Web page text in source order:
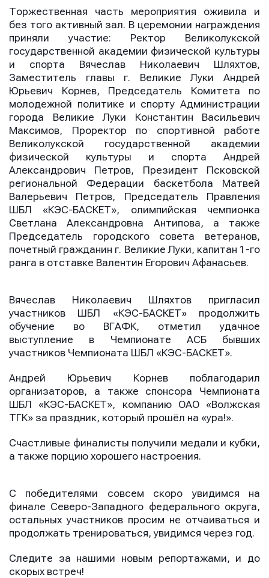
Торжественная часть мероприятия оживила и
без того активный зал. В церемонии награждения
приняли участие: Ректор Великолукской
государственной академии физической культуры
и спорта Вячеслав Николаевич Шляхтов,
Заместитель главы г. Великие Луки Андрей
Юрьевич Корнев, Председатель Комитета по
молодежной политике и спорту Администрации
города Великие Луки Константин Васильевич
Максимов, Проректор по спортивной работе
Великолукской государственной академии
физической культуры и спорта Андрей
Александрович Петров, Президент Псковской
региональной Федерации баскетбола Матвей
Валерьевич Петров, Председатель Правления
ШБЛ «КЭС-БАСКЕТ», олимпийская чемпионка
Светлана Александровна Антипова, а также
Председатель городского совета ветеранов,
почетный гражданин г. Великие Луки, капитан 1-го
ранга в отставке Валентин Егорович Афанасьев.
Вячеслав Николаевич Шляхтов пригласил
участников ШБЛ «КЭС-БАСКЕТ» продолжить
обучение во ВГАФК, отметил удачное
выступление в Чемпионате АСБ бывших
участников Чемпионата ШБЛ «КЭС-БАСКЕТ».
Андрей Юрьевич Корнев поблагодарил
организаторов, а также спонсора Чемпионата
ШБЛ «КЭС-БАСКЕТ», компанию ОАО «Волжская
ТГК» за праздник, который прошёл на «ура!».
Счастливые финалисты получили медали и кубки,
а также порцию хорошего настроения.
С победителями совсем скоро увидимся на
финале Северо-Западного федерального округа,
остальных участников просим не отчаиваться и
продолжать тренироваться, увидимся через год.
Следите за нашими новым репортажами, и до
скорых встреч!
E-mail
Телефон
Сообщение
Отправить
условиями обработки персональных данных
E-mail
Телефон
Сообщение
Отправить
условиями обработки персональных данных
E-mail
Телефон
Сообщение
Отправить
Нажимая кнопку “Отправить”, вы соглашаетесь с
условиями обработки персональных данных